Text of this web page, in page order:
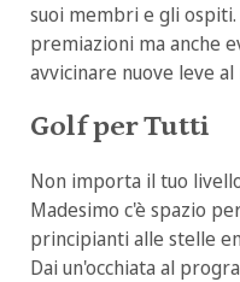
suoi membri e gli ospiti.
premiazioni ma anche
avvicinare nuove leve
Golf per Tutti
Non importa il tuo
Madesimo c'è spazio
principianti alle stelle
Dai un'occhiata al